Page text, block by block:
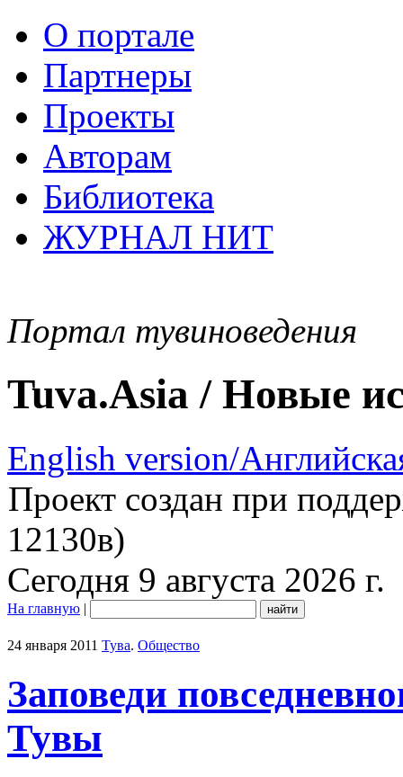
О портале
Партнеры
Проекты
Авторам
Библиотека
ЖУРНАЛ НИТ
Портал тувиноведения
Tuva.Asia / Новые
English version/
Проект создан при
12130в)
Сегодня 9 августа 2026 г.
На главную |
24 января 2011 Тува. Общество
Заповеди
Тувы